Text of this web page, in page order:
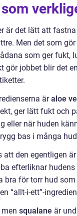
är det lätt att
Men det som
som ger fukt,
gör jobbet blir det
äraloe
ger lätt fukt och
eller när huden
bas i många
att den egentligen
efterliknar
för torr hud
“allt-i-ett”-
squalane är